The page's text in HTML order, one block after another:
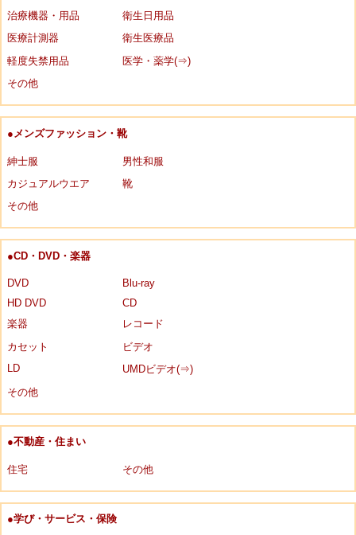
治療機器・用品
衛生日用品
医療計測器
衛生医療品
軽度失禁用品
医学・薬学(⇒)
その他
●メンズファッション・靴
紳士服
男性和服
カジュアルウエア
靴
その他
●CD・DVD・楽器
DVD
Blu-ray
HD DVD
CD
楽器
レコード
カセット
ビデオ
LD
UMDビデオ(⇒)
その他
●不動産・住まい
住宅 その他
●学び・サービス・保険